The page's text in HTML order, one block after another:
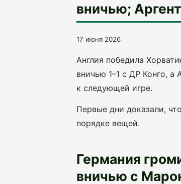
вничью;
17 июня 2026
Англия победила
вничью 1–1 с ДР Конго, а
к следующей игре.
Первые дни доказали,
порядке вещей.
Германия
вничью с